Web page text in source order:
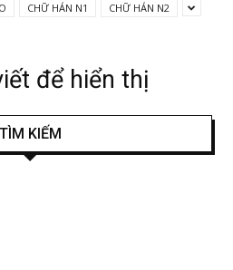
CHỮ HÁN N1 CHỮ HÁN N2
để hiển thị
TÌM KIẾM